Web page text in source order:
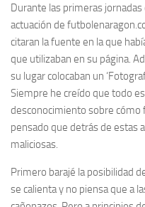
Durante las primeras
actuación de
citaran la fuente en la que
que utilizaban en su página.
su lugar colocaban un
Siempre he creído que todo
desconocimiento sobre cómo
pensado que detrás de estas
maliciosas.
Primero barajé la posibilidad
se calienta y no piensa que a